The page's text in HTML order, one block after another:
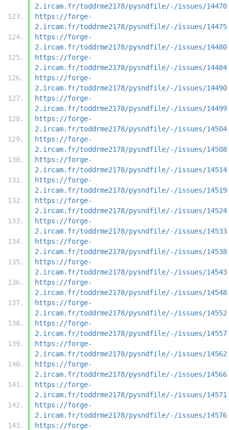
2.ircam.fr/toddrme2178/pysndfile/-/issues/14470
https://forge-
2.ircam.fr/toddrme2178/pysndfile/-/issues/14475
https://forge-
2.ircam.fr/toddrme2178/pysndfile/-/issues/14480
https://forge-
2.ircam.fr/toddrme2178/pysndfile/-/issues/14484
https://forge-
2.ircam.fr/toddrme2178/pysndfile/-/issues/14490
https://forge-
2.ircam.fr/toddrme2178/pysndfile/-/issues/14499
https://forge-
2.ircam.fr/toddrme2178/pysndfile/-/issues/14504
https://forge-
2.ircam.fr/toddrme2178/pysndfile/-/issues/14508
https://forge-
2.ircam.fr/toddrme2178/pysndfile/-/issues/14514
https://forge-
2.ircam.fr/toddrme2178/pysndfile/-/issues/14519
https://forge-
2.ircam.fr/toddrme2178/pysndfile/-/issues/14524
https://forge-
2.ircam.fr/toddrme2178/pysndfile/-/issues/14533
https://forge-
2.ircam.fr/toddrme2178/pysndfile/-/issues/14538
https://forge-
2.ircam.fr/toddrme2178/pysndfile/-/issues/14543
https://forge-
2.ircam.fr/toddrme2178/pysndfile/-/issues/14548
https://forge-
2.ircam.fr/toddrme2178/pysndfile/-/issues/14552
https://forge-
2.ircam.fr/toddrme2178/pysndfile/-/issues/14557
https://forge-
2.ircam.fr/toddrme2178/pysndfile/-/issues/14562
https://forge-
2.ircam.fr/toddrme2178/pysndfile/-/issues/14566
https://forge-
2.ircam.fr/toddrme2178/pysndfile/-/issues/14571
https://forge-
2.ircam.fr/toddrme2178/pysndfile/-/issues/14576
https://forge-